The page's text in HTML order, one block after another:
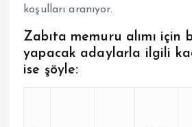
koşulları aranıyor.
Zabıta memuru alımı için
yapacak adaylarla ilgili
ise şöyle: